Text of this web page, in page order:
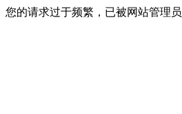
您的请求过于频繁，已被网站管理